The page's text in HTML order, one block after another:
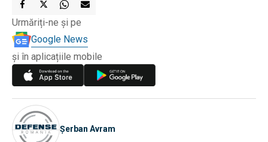
Urmăriți-ne și pe
Google News
și în aplicațiile mobile
Șerban Avram